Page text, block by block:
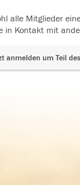
alle Mitglieder
in Kontakt mit
anmelden um Teil